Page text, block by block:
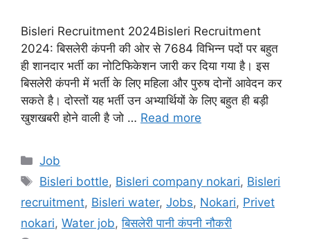
Bisleri Recruitment 2024Bisleri Recruitment
2024: बिसलेरी कंपनी की ओर से 7684 विभिन्न पदों पर बहुत
ही शानदार भर्ती का नोटिफिकेशन जारी कर दिया गया है। इस
बिसलेरी कंपनी में भर्ती के लिए महिला और पुरुष दोनों आवेदन कर
सकते है। दोस्तों यह भर्ती उन अभ्यार्थियों के लिए बहुत ही बड़ी
खुशखबरी होने वाली है जो … Read more
Categories
Job
Tags
Bisleri bottle, Bisleri company nokari, Bisleri
recruitment, Bisleri water, Jobs, Nokari, Privet
nokari, Water job,बिसलेरी पानी कंपनी नौकरी